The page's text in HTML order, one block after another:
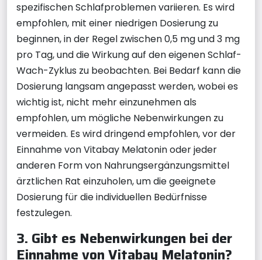
spezifischen Schlafproblemen variieren. Es wird
empfohlen, mit einer niedrigen Dosierung zu
beginnen, in der Regel zwischen 0,5 mg und 3 mg
pro Tag, und die Wirkung auf den eigenen Schlaf-
Wach-Zyklus zu beobachten. Bei Bedarf kann die
Dosierung langsam angepasst werden, wobei es
wichtig ist, nicht mehr einzunehmen als
empfohlen, um mögliche Nebenwirkungen zu
vermeiden. Es wird dringend empfohlen, vor der
Einnahme von Vitabay Melatonin oder jeder
anderen Form von Nahrungsergänzungsmittel
ärztlichen Rat einzuholen, um die geeignete
Dosierung für die individuellen Bedürfnisse
festzulegen.
3. Gibt es Nebenwirkungen bei der
Einnahme von Vitabay Melatonin?